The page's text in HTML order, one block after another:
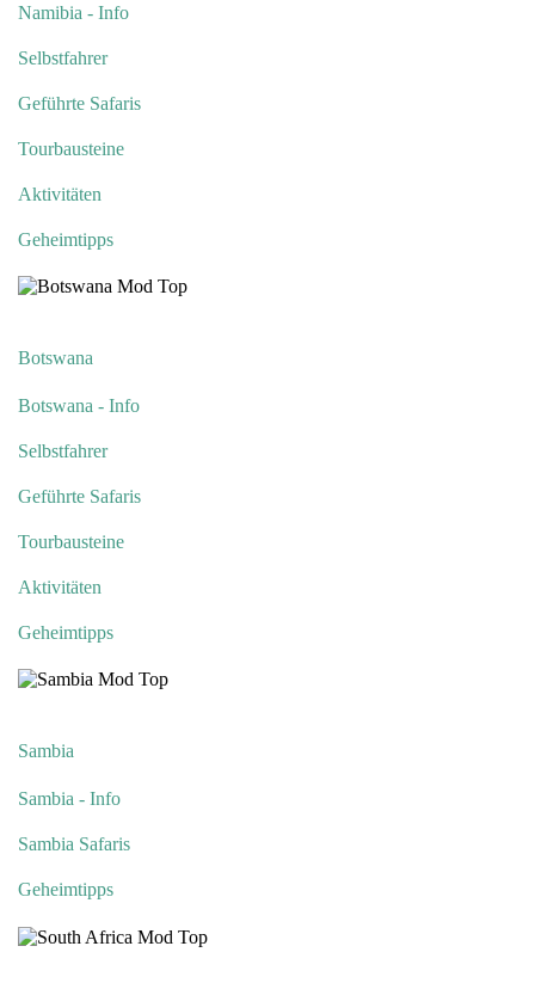
Namibia - Info
Selbstfahrer
Geführte Safaris
Tourbausteine
Aktivitäten
Geheimtipps
Botswana
Botswana - Info
Selbstfahrer
Geführte Safaris
Tourbausteine
Aktivitäten
Geheimtipps
Sambia
Sambia - Info
Sambia Safaris
Geheimtipps